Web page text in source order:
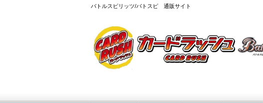
バトルスピリッツ/バトスピ 通販サイト